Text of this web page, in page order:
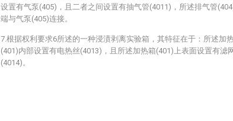
设置有气泵(405)，且二者之间设置有抽气管(4011)，所述排气管
端与气泵(405)连接。
7.根据权利要求6所述的一种浸渍剥离实验箱，其特征在于：所述加
(401)内部设置有电热丝(4013)，且所述加热箱(401)上表面设置有滤
(4014)。